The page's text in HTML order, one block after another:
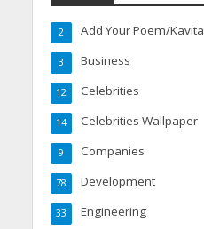
Add Your Poem/Kavita
2
Business
3
Celebrities
12
Celebrities Wallpaper
14
Companies
9
Development
78
Engineering
33